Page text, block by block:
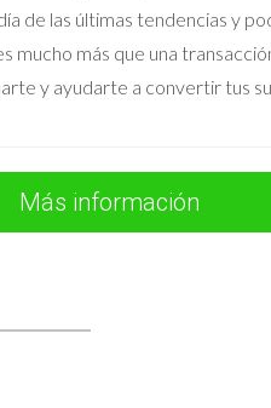
pruebas de precalificación
el comprador y su agente
incluía arras penitenciales.
de las últimas tendencias y
mucho más que una
y ayudarte a convertir tus
Más información